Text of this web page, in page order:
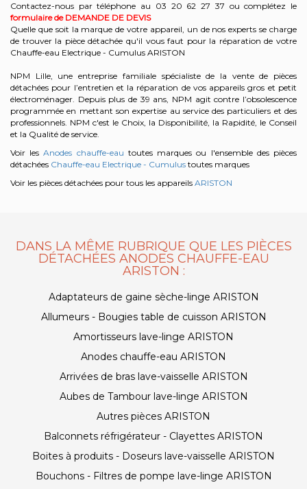
Contactez-nous par téléphone au 03 20 62 27 37 ou complétez le
formulaire de DEMANDE DE DEVIS
Quelle que soit la marque de votre appareil, un de nos experts se charge
de trouver la pièce détachée qu'il vous faut pour la réparation de votre
Chauffe-eau Electrique - Cumulus ARISTON
NPM Lille, une entreprise familiale spécialiste de la vente de pièces
détachées pour l’entretien et la réparation de vos appareils gros et petit
électroménager. Depuis plus de 39 ans, NPM agit contre l’obsolescence
programmée en mettant son expertise au service des particuliers et des
professionnels. NPM c'est le Choix, la Disponibilité, la Rapidité, le Conseil
et la Qualité de service.
Voir lesAnodes chauffe-eau toutes marques ou l'ensemble des pièces
détachées Chauffe-eau Electrique - Cumulus toutes marques
Voir les pièces détachées pour tous les appareils ARISTON
DANS LA MÊME RUBRIQUE QUE LES PIÈCES
DÉTACHÉES ANODES CHAUFFE-EAU
ARISTON :
Adaptateurs de gaine sèche-linge ARISTON
Allumeurs - Bougies table de cuisson ARISTON
Amortisseurs lave-linge ARISTON
Anodes chauffe-eau ARISTON
Arrivées de bras lave-vaisselle ARISTON
Aubes de Tambour lave-linge ARISTON
Autres pièces ARISTON
Balconnets réfrigérateur - Clayettes ARISTON
Boites à produits - Doseurs lave-vaisselle ARISTON
Bouchons - Filtres de pompe lave-linge ARISTON